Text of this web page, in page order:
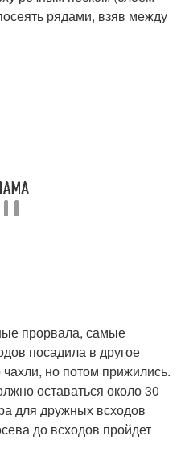
рядами, взяв между
прорвала, самые
посадила в другое
но потом прижились.
оставаться около 30
для дружных всходов
до всходов пройдет